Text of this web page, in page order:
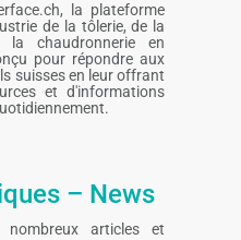
la plateforme
de la tôlerie, de la
la chaudronnerie en
pour répondre aux
suisses en leur offrant
et d'informations
– News
nombreux articles et